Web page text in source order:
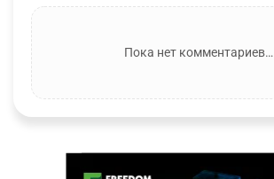
Пока нет комментариев…